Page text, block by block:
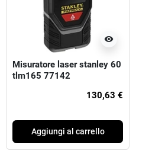
visibility
Misuratore laser stanley 60
tlm165 77142
130,63 €
Aggiungi al carrello